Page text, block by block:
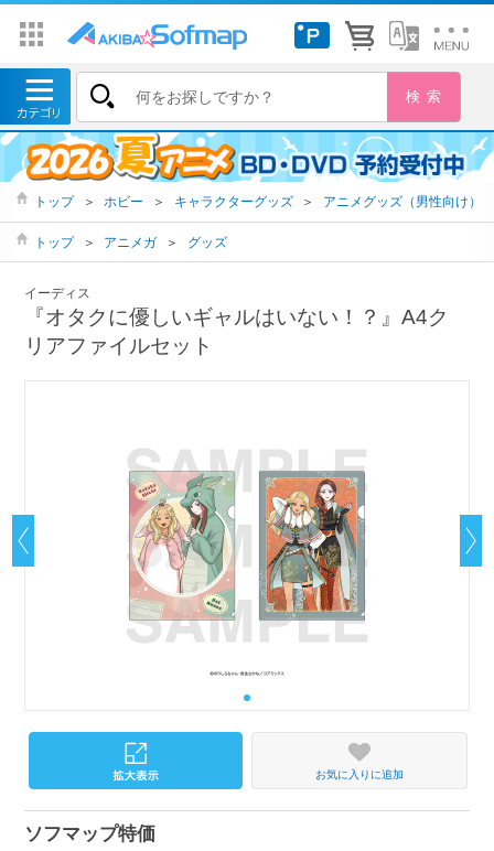
トップ ＞ ホビー ＞ キャラクターグッズ ＞ アニメグッズ（男性向け）
トップ ＞ アニメガ ＞ グッズ
イーディス
『オタクに優しいギャルはいない！？』A4ク
リアファイルセット
お気に入りに追加
ソフマップ特価